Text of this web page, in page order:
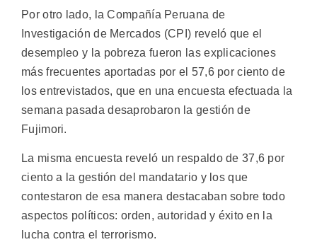
Por otro lado, la Compañía Peruana de
Investigación de Mercados (CPI) reveló que el
desempleo y la pobreza fueron las explicaciones
más frecuentes aportadas por el 57,6 por ciento de
los entrevistados, que en una encuesta efectuada la
semana pasada desaprobaron la gestión de
Fujimori.
La misma encuesta reveló un respaldo de 37,6 por
ciento a la gestión del mandatario y los que
contestaron de esa manera destacaban sobre todo
aspectos políticos: orden, autoridad y éxito en la
lucha contra el terrorismo.